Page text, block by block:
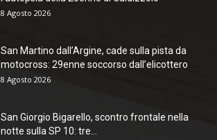
8 Agosto 2026
San Martino dall’Argine, cade sulla pista da
motocross: 29enne soccorso dall’elicottero
8 Agosto 2026
San Giorgio Bigarello, scontro frontale nella
notte sulla SP 10: tre...